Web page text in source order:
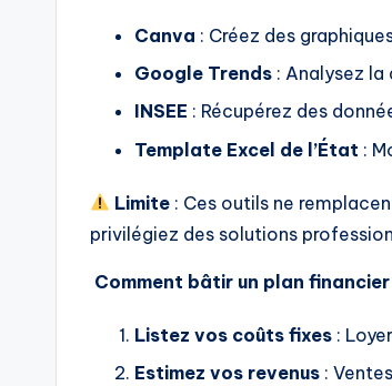
Canva : Créez des
Google Trends : Analysez
INSEE : Récupérez des
Template Excel de l’État :
Limite : Ces outils ne
privilégiez des solutions
Comment bâtir un plan
Listez vos coûts fixes :
Estimez vos revenus :